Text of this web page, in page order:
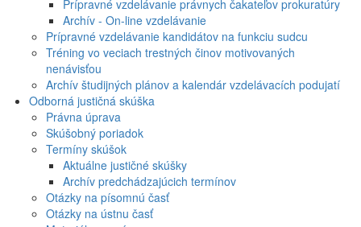
Prípravné vzdelávanie právnych čakateľov prokuratúry
Archív - On-line vzdelávanie
Prípravné vzdelávanie kandidátov na funkciu sudcu
Tréning vo veciach trestných činov motivovaných
nenávisťou
Archív študijných plánov a kalendár vzdelávacích podujatí
Odborná justičná skúška
Právna úprava
Skúšobný poriadok
Termíny skúšok
Aktuálne justičné skúšky
Archív predchádzajúcich termínov
Otázky na písomnú časť
Otázky na ústnu časť